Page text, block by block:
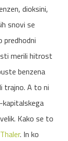
dioksini,
snovi se
predhodni
merili hitrost
benzena
trajno. A to ni
Kako se to
. In ko